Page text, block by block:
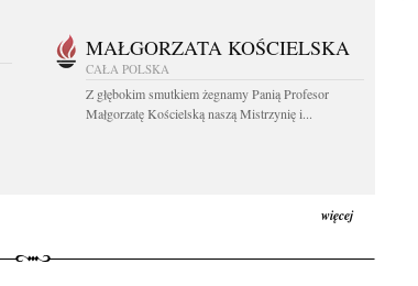
MAŁGORZATA KOŚCIELSKA
CAŁA POLSKA
Z głębokim smutkiem żegnamy Panią Profesor
Małgorzatę Kościelską naszą Mistrzynię i...
więcej